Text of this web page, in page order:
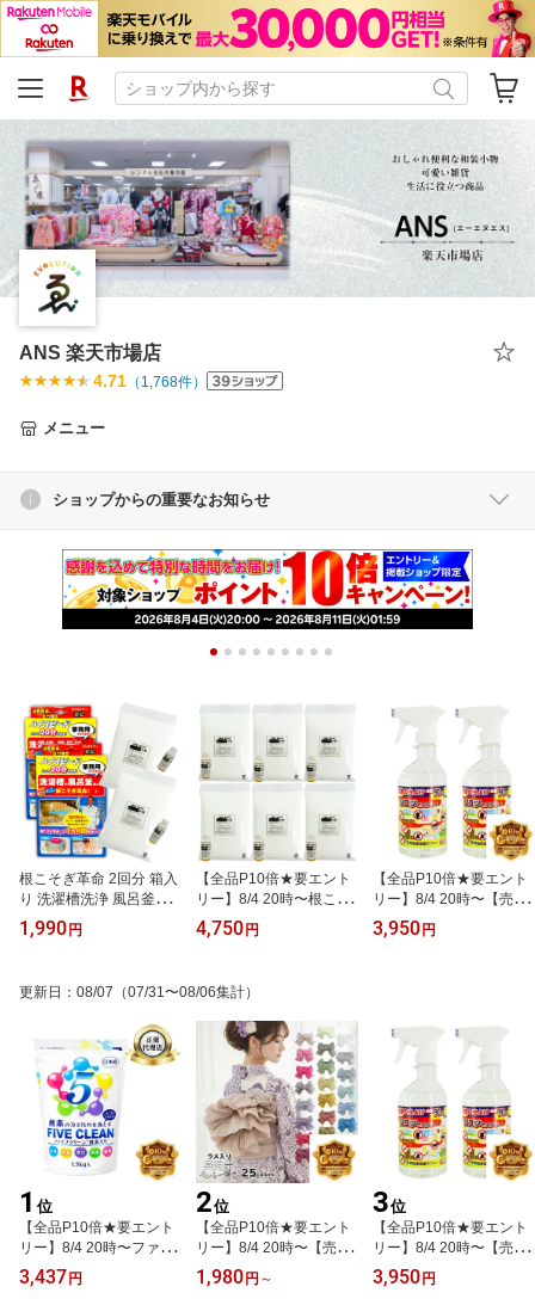
ANS 楽天市場店
4.71 （ 1,768件）
メニュー
ショップからの重要なお知らせ
根こそぎ革命 2回分 箱入
り 洗濯槽洗浄 風呂釜洗
浄 業務用洗剤 洗濯槽カ
ビ取り レジオネラ菌除菌
店
1,990 円
【全品P10倍★要エント
リー】8/4 20時〜根こそ
ぎ革命 6回分 送料無料！
外箱なし 説明書付き 洗
レジオネラ菌除菌 カビ取
り 酸素系洗剤 日本製 宮
崎化学 正規代理店
4,750 円
【全品P10倍★要エント
リー】8/4 20時〜【売れ
筋】お家の虫よけスプレ
ー 虫除けスプレー 住ま
然由来 日本製 宮崎化学
正規代理店
3,950 円
更新日 ： 08/07 （07/31〜08/06集計）
1 位
【全品P10倍★要エント
リー】8/4 20時〜ファイ
ブクリーン 1個 弱アルカ
リ性洗剤 除菌 酸素系洗
3,437 円
2位
【全品P10倍★要エント
リー】8/4 20時〜【売れ
筋】大人用兵児帯 ラメ入
り シワ加工 全25色 HEK
1,980 円 ～
3位
【全品P10倍★要エント
リー】8/4 20時〜【売れ
筋】お家の虫よけスプレ
ー 虫除けスプレー 住ま
3,950 円